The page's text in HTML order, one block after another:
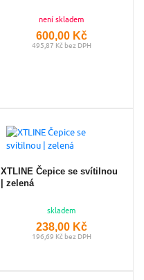
není skladem
600,00 Kč
495,87 Kč bez DPH
XTLINE Čepice se svítilnou
| zelená
skladem
238,00 Kč
196,69 Kč bez DPH